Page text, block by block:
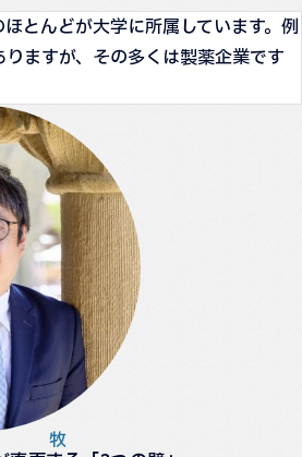
とんどが大学に所属しています。例
ますが、その多くは製薬企業です
牧